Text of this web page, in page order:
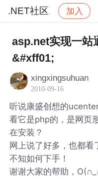
.NET社区 加入
.NET社区
asp.net实现一站
&#xff01;
xingxingsuhuan
2010-09-16
听说康盛创想的
看它是php的，是网页
在安装？
网上说了好多，也都看
不知如何下手！
谢谢大家的帮助，